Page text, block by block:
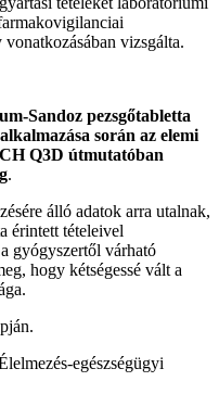
vizsgálta.
Sandoz pezsgőtabletta
alkalmazása során az elemi
Q3D útmutatóban
.
álló adatok arra utalnak,
érintett tételeivel
gyógyszertől várható
hogy kétségessé vált a
egészségügyi